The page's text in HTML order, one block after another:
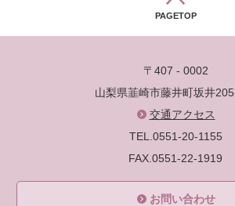
PAGETOP
〒407 - 0002
山梨県韮崎市藤井町坂井
交通アクセス
TEL.0551-20-1155
FAX.0551-22-1919
お問い合わせ